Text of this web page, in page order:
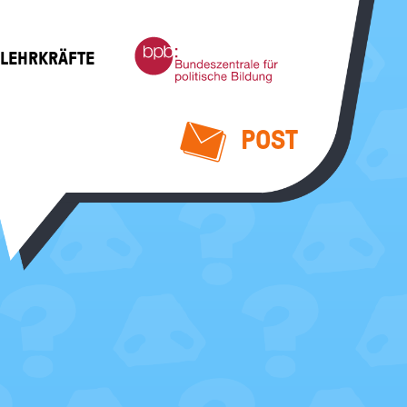
Bundeszentrale
für
politische
POST